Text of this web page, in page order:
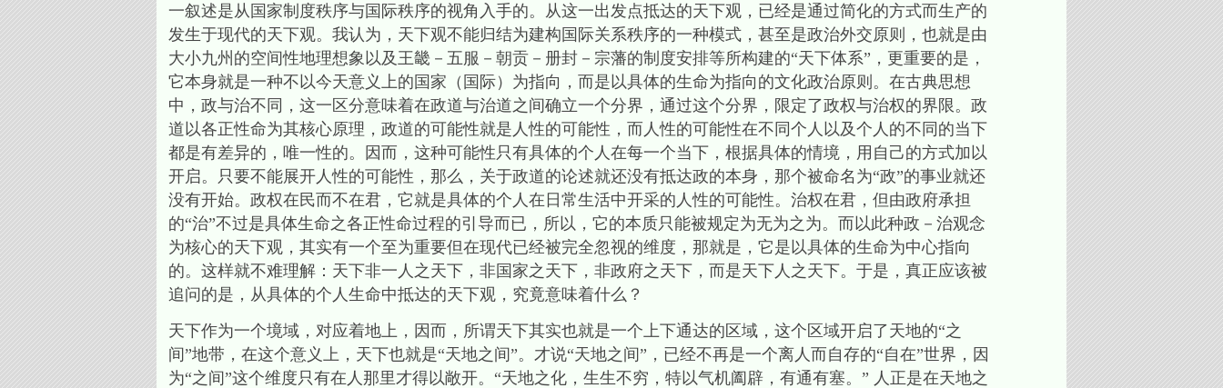
一叙述是从国家制度秩序与国际秩序的视角入手的。从这一出发点抵达的天下观，已经是通过简化的方式而生产的
发生于现代的天下观。我认为，天下观不能归结为建构国际关系秩序的一种模式，甚至是政治外交原则，也就是由
大小九州的空间性地理想象以及王畿－五服－朝贡－册封－宗藩的制度安排等所构建的“天下体系”，更重要的是，
它本身就是一种不以今天意义上的国家（国际）为指向，而是以具体的生命为指向的文化政治原则。在古典思想
中，政与治不同，这一区分意味着在政道与治道之间确立一个分界，通过这个分界，限定了政权与治权的界限。政
道以各正性命为其核心原理，政道的可能性就是人性的可能性，而人性的可能性在不同个人以及个人的不同的当下
都是有差异的，唯一性的。因而，这种可能性只有具体的个人在每一个当下，根据具体的情境，用自己的方式加以
开启。只要不能展开人性的可能性，那么，关于政道的论述就还没有抵达政的本身，那个被命名为“政”的事业就还
没有开始。政权在民而不在君，它就是具体的个人在日常生活中开采的人性的可能性。治权在君，但由政府承担
的“治”不过是具体生命之各正性命过程的引导而已，所以，它的本质只能被规定为无为之为。而以此种政－治观念
为核心的天下观，其实有一个至为重要但在现代已经被完全忽视的维度，那就是，它是以具体的生命为中心指向
的。这样就不难理解：天下非一人之天下，非国家之天下，非政府之天下，而是天下人之天下。于是，真正应该被
追问的是，从具体的个人生命中抵达的天下观，究竟意味着什么？
天下作为一个境域，对应着地上，因而，所谓天下其实也就是一个上下通达的区域，这个区域开启了天地的“之
间”地带，在这个意义上，天下也就是“天地之间”。才说“天地之间”，已经不再是一个离人而自存的“自在”世界，因
为“之间”这个维度只有在人那里才得以敞开。“天地之化，生生不穷，特以气机阖辟，有通有塞。” 人正是在天地之